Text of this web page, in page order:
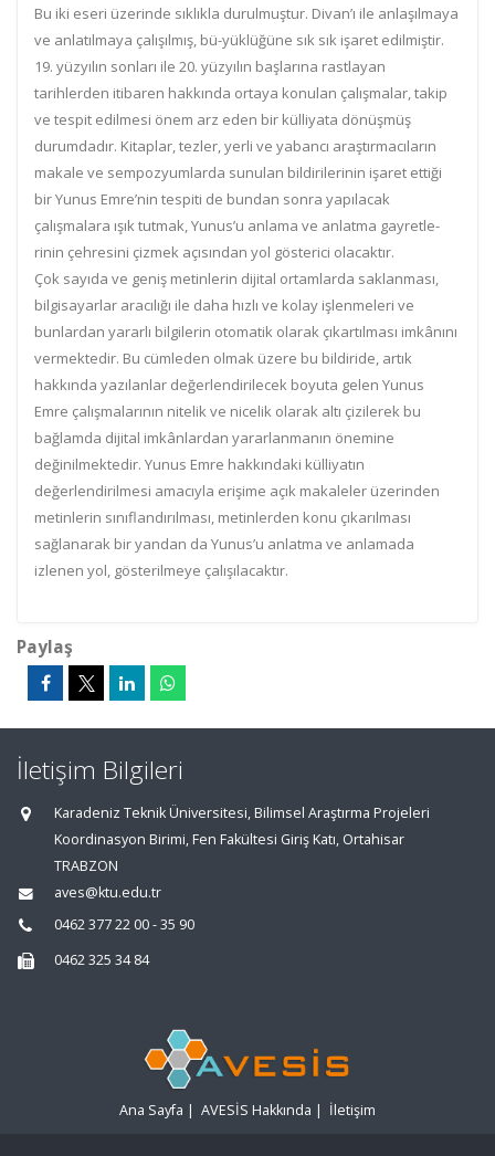
Bu iki eseri üzerinde sıklıkla durulmuştur. Divan’ı ile anlaşılmaya
ve anlatılmaya çalışılmış, bü-yüklüğüne sık sık işaret edilmiştir.
19. yüzyılın sonları ile 20. yüzyılın başlarına rastlayan
tarihlerden itibaren hakkında ortaya konulan çalışmalar, takip
ve tespit edilmesi önem arz eden bir külliyata dönüşmüş
durumdadır. Kitaplar, tezler, yerli ve yabancı araştırmacıların
makale ve sempozyumlarda sunulan bildirilerinin işaret ettiği
bir Yunus Emre’nin tespiti de bundan sonra yapılacak
çalışmalara ışık tutmak, Yunus’u anlama ve anlatma gayretle-
rinin çehresini çizmek açısından yol gösterici olacaktır.
Çok sayıda ve geniş metinlerin dijital ortamlarda saklanması,
bilgisayarlar aracılığı ile daha hızlı ve kolay işlenmeleri ve
bunlardan yararlı bilgilerin otomatik olarak çıkartılması imkânını
vermektedir. Bu cümleden olmak üzere bu bildiride, artık
hakkında yazılanlar değerlendirilecek boyuta gelen Yunus
Emre çalışmalarının nitelik ve nicelik olarak altı çizilerek bu
bağlamda dijital imkânlardan yararlanmanın önemine
değinilmektedir. Yunus Emre hakkındaki külliyatın
değerlendirilmesi amacıyla erişime açık makaleler üzerinden
metinlerin sınıflandırılması, metinlerden konu çıkarılması
sağlanarak bir yandan da Yunus’u anlatma ve anlamada
izlenen yol, gösterilmeye çalışılacaktır.
Paylaş
İletişim Bilgileri
Karadeniz Teknik Üniversitesi, Bilimsel Araştırma Projeleri
Koordinasyon Birimi, Fen Fakültesi Giriş Katı, Ortahisar
TRABZON
aves@ktu.edu.tr
0462 377 22 00 - 35 90
0462 325 34 84
Ana Sayfa | AVESİS Hakkında | İletişim